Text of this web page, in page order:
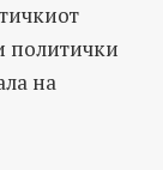
политички
на